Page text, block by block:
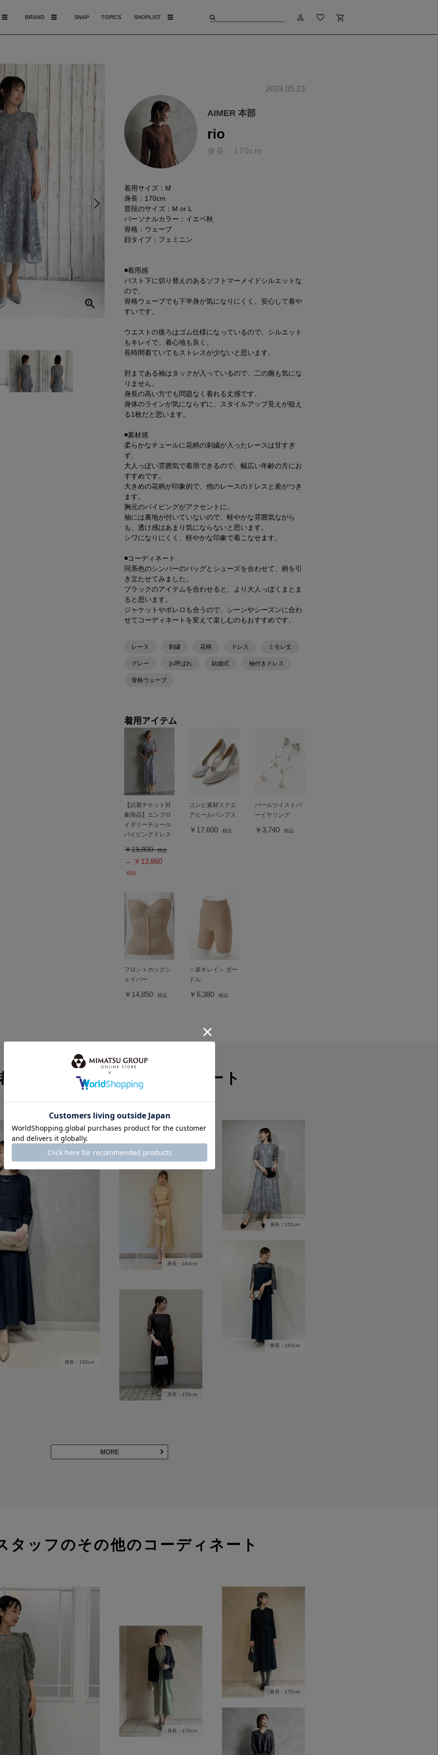
BRAND SNAP TOPICS SHOPLIST person_outline favorite_border shopping_cart
2024.05.23
AIMER 本部
rio
身長：170cm
着用サイズ：M
身長：170cm
普段のサイズ：M or L
パーソナルカラー：イエベ秋
骨格：ウェーブ
顔タイプ：フェミニン
◾️着用感
バスト下に切り替えのあるソフトマーメイドシルエットな
ので、
骨格ウェーブでも下半身が気になりにくく、安心して着や
すいです。
ウエストの後ろはゴム仕様になっているので、シルエット
もキレイで、着心地も良く、
長時間着ていてもストレスが少ないと思います。
肘まである袖はタックが入っているので、二の腕も気にな
りません。
身長の高い方でも問題なく着れる丈感です。
身体のラインが気にならずに、スタイルアップ見えが狙え
る1枚だと思います。
◾️素材感
柔らかなチュールに花柄の刺繍が入ったレースは甘すぎ
ず、
大人っぽい雰囲気で着用できるので、幅広い年齢の方にお
すすめです。
大きめの花柄が印象的で、他のレースのドレスと差がつき
ます。
胸元のパイピングがアクセントに。
袖には裏地が付いていないので、軽やかな雰囲気ながら
も、透け感はあまり気にならないと思います。
シワになりにくく、軽やかな印象で着こなせます。
◾️コーディネート
同系色のシンバーのバッグとシューズを合わせて、柄を引
き立たせてみました。
ブラックのアイテムを合わせると、より大人っぽくまとま
ると思います。
ジャケットやボレロも合うので、シーンやシーズンに合わ
せてコーディネートを変えて楽しむのもおすすめです。
レース 刺繍 花柄 ドレス ミモレ丈
グレー お呼ばれ 結婚式 袖付きドレス
骨格ウェーブ
着用アイテム
【試着チケット対
象商品】エンブロ
イダリーチュール
パイピングドレス
￥19,800 税込
→ ￥13,860
税込
コンビ素材スクエ
アヒールパンプス
￥17,600 税込
パールツイストバ
ーイヤリング
￥3,740 税込
フロントホックシ
ェイパー
￥14,850 税込
＜楽キレイ＞ ガー
ドル
￥6,380 税込
に見られているコーディネート
身長：155cm
身長：164cm
身長：155cm
身長：155cm
身長：163cm
MORE
タッフのその他のコーディネート
身長：170cm
身長：170cm